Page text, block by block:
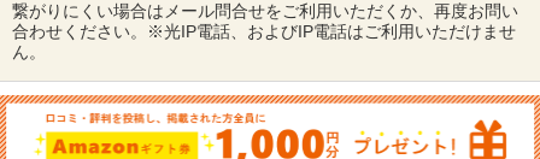
繋がりにくい場合はメール問合せをご利用いただくか、再度お問い
合わせください。※光IP電話、およびIP電話はご利用いただけませ
ん。